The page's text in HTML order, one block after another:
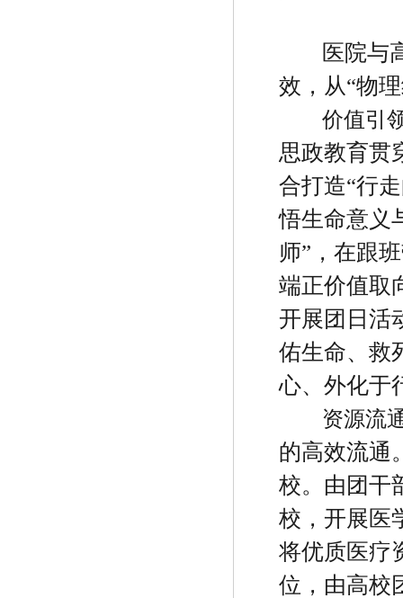
医院与
效，从“物
价值引
思政教育贯
合打造“行
悟生命意义
师” ，在跟
端正价值取
开展团日活
佑生命、救
心、外化于
资源流
的高效流通
校。由团干
校，开展医
将优质医疗
位，由高校